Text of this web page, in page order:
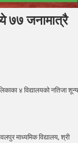
७७ जनामात्रै
४ विद्यालयको नतिजा शून्य
माध्यमिक विद्यालय, श्री